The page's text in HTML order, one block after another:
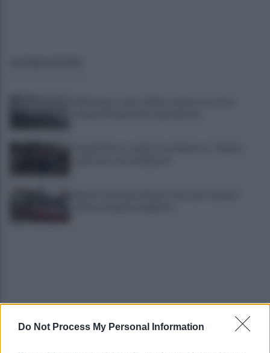
Do Not Process My Personal Information
Tariq Owens è il nuovo centro dell'Avellino Basket